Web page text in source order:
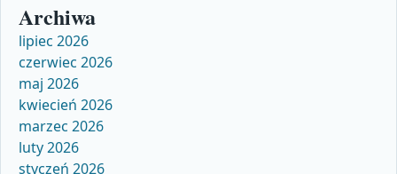
Archiwa
lipiec 2026
czerwiec 2026
maj 2026
kwiecień 2026
marzec 2026
luty 2026
styczeń 2026